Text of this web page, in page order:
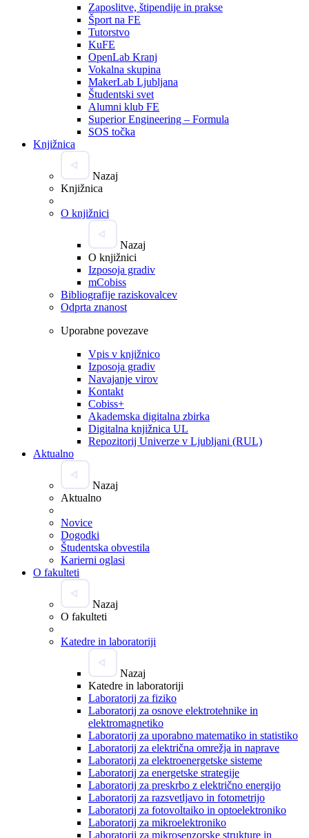
Zaposlitve, štipendije in prakse
Šport na FE
Tutorstvo
KuFE
OpenLab Kranj
Vokalna skupina
MakerLab Ljubljana
Študentski svet
Alumni klub FE
Superior Engineering – Formula
SOS točka
Knjižnica
Nazaj
Knjižnica
O knjižnici
Nazaj
O knjižnici
Izposoja gradiv
mCobiss
Bibliografije raziskovalcev
Odprta znanost
Uporabne povezave
Vpis v knjižnico
Izposoja gradiv
Navajanje virov
Kontakt
Cobiss+
Akademska digitalna zbirka
Digitalna knjižnica UL
Repozitorij Univerze v Ljubljani (RUL)
Aktualno
Nazaj
Aktualno
Novice
Dogodki
Študentska obvestila
Karierni oglasi
O fakulteti
Nazaj
O fakulteti
Katedre in laboratoriji
Nazaj
Katedre in laboratoriji
Laboratorij za fiziko
Laboratorij za osnove elektrotehnike in
elektromagnetiko
Laboratorij za uporabno matematiko in statistiko
Laboratorij za električna omrežja in naprave
Laboratorij za elektroenergetske sisteme
Laboratorij za energetske strategije
Laboratorij za preskrbo z električno energijo
Laboratorij za razsvetljavo in fotometrijo
Laboratorij za fotovoltaiko in optoelektroniko
Laboratorij za mikroelektroniko
Laboratorij za mikrosenzorske strukture in